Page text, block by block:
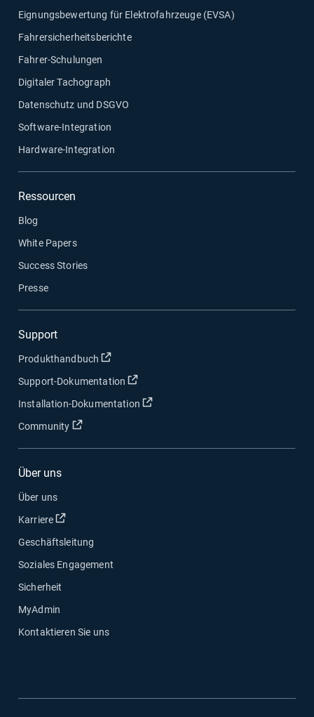
Eignungsbewertung für Elektrofahrzeuge (EVSA)
Fahrersicherheitsberichte
Fahrer-Schulungen
Digitaler Tachograph
Datenschutz und DSGVO
Software-Integration
Hardware-Integration
Ressourcen
Blog
White Papers
Success Stories
Presse
Support
Produkthandbuch In neuem Fenster öffnen
Support-Dokumentation In neuem Fenster öffnen
Installation-Dokumentation In neuem Fenster öffnen
Community In neuem Fenster öffnen
Über uns
Über uns
Karriere
In neuem Fenster öffnen
Geschäftsleitung
Soziales Engagement
Sicherheit
MyAdmin
Kontaktieren Sie uns